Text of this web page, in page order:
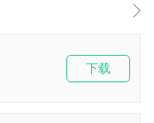
下载